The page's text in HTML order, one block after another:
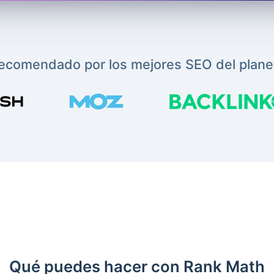
por los mejores SEO del
Qué puedes hacer con Rank Math